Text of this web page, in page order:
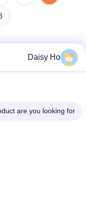
الاتصال السريع
منطقة فوان
Daisy Ho
are you looking for?